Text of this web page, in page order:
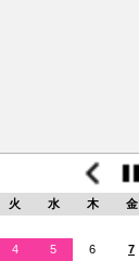
火 水 木 金
4 5 6 7